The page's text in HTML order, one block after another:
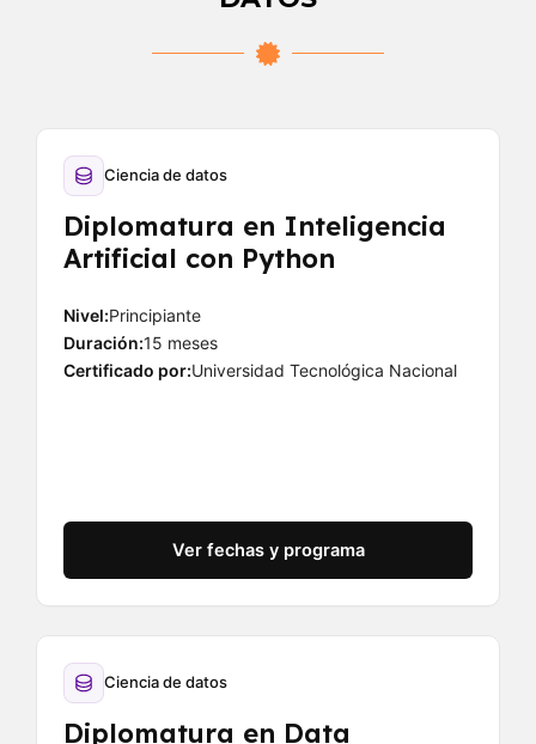
Ciencia de datos
Diplomatura en Inteligencia
Artificial con Python
Nivel:Principiante
Duración:15 meses
Certificado por:Universidad Tecnológica Nacional
Ver fechas y programa
Ciencia de datos
Diplomatura en Data